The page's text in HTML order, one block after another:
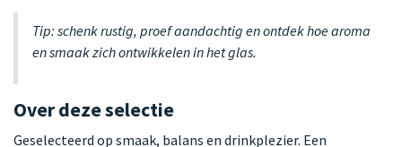
Tip: schenk rustig, proef aandachtig en ontdek hoe aroma
en smaak zich ontwikkelen in het glas.
Over deze selectie
Geselecteerd op smaak, balans en drinkplezier. Een